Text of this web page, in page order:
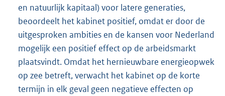
en natuurlijk kapitaal) voor latere generaties,
beoordeelt het kabinet positief, omdat er door de
uitgesproken ambities en de kansen voor Nederland
mogelijk een positief effect op de arbeidsmarkt
plaatsvindt. Omdat het hernieuwbare energieopwek
op zee betreft, verwacht het kabinet op de korte
termijn in elk geval geen negatieve effecten op